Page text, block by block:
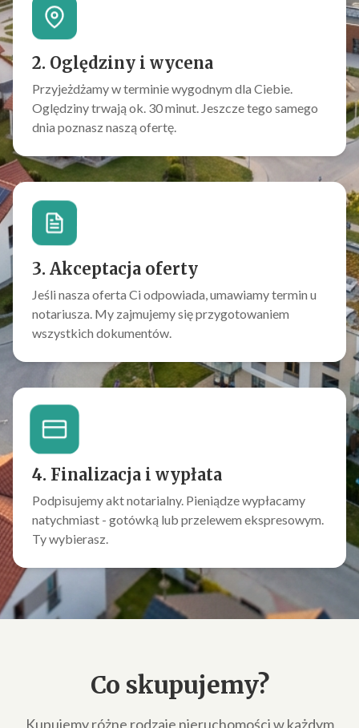
2. Oględziny i wycena
Przyjeżdżamy w terminie wygodnym dla Ciebie.
Oględziny trwają ok. 30 minut. Jeszcze tego samego
dnia poznasz naszą ofertę.
3. Akceptacja oferty
Jeśli nasza oferta Ci odpowiada, umawiamy termin u
notariusza. My zajmujemy się przygotowaniem
wszystkich dokumentów.
4. Finalizacja i wypłata
Podpisujemy akt notarialny. Pieniądze wypłacamy
natychmiast - gotówką lub przelewem ekspresowym.
Ty wybierasz.
Co skupujemy?
Kupujemy różne rodzaje nieruchomości w każdym